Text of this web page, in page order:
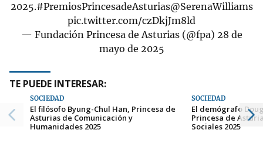
2025.#PremiosPrincesadeAsturias@SerenaWilliams
pic.twitter.com/czDkjJm8ld
— Fundación Princesa de Asturias (@fpa) 28 de
mayo de 2025
TE PUEDE INTERESAR:
SOCIEDAD
El filósofo Byung-Chul Han, Princesa de
Asturias de Comunicación y
Humanidades 2025
SOCIEDAD
El demógrafo
Princesa de
Sociales 2025